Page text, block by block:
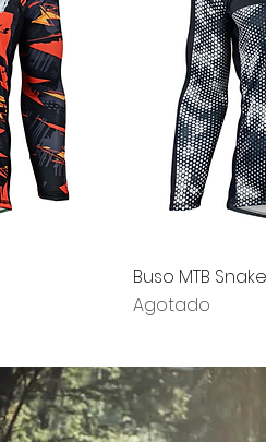
Buso MTB
Agotado